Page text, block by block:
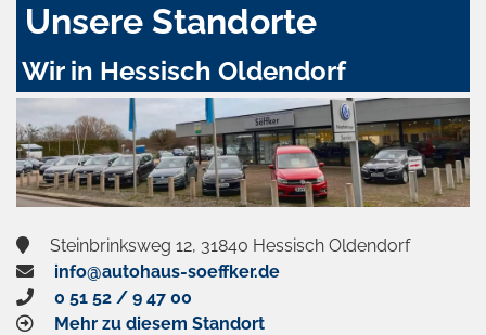
Unsere Standorte
Wir in Hessisch Oldendorf
Steinbrinksweg 12, 31840 Hessisch Oldendorf
info@autohaus-soeffker.de
0 51 52 / 9 47 00
Mehr zu diesem Standort